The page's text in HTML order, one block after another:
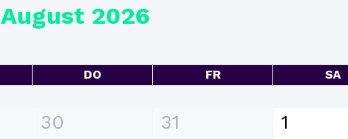
August 2026
DO FR SA
30 31 1